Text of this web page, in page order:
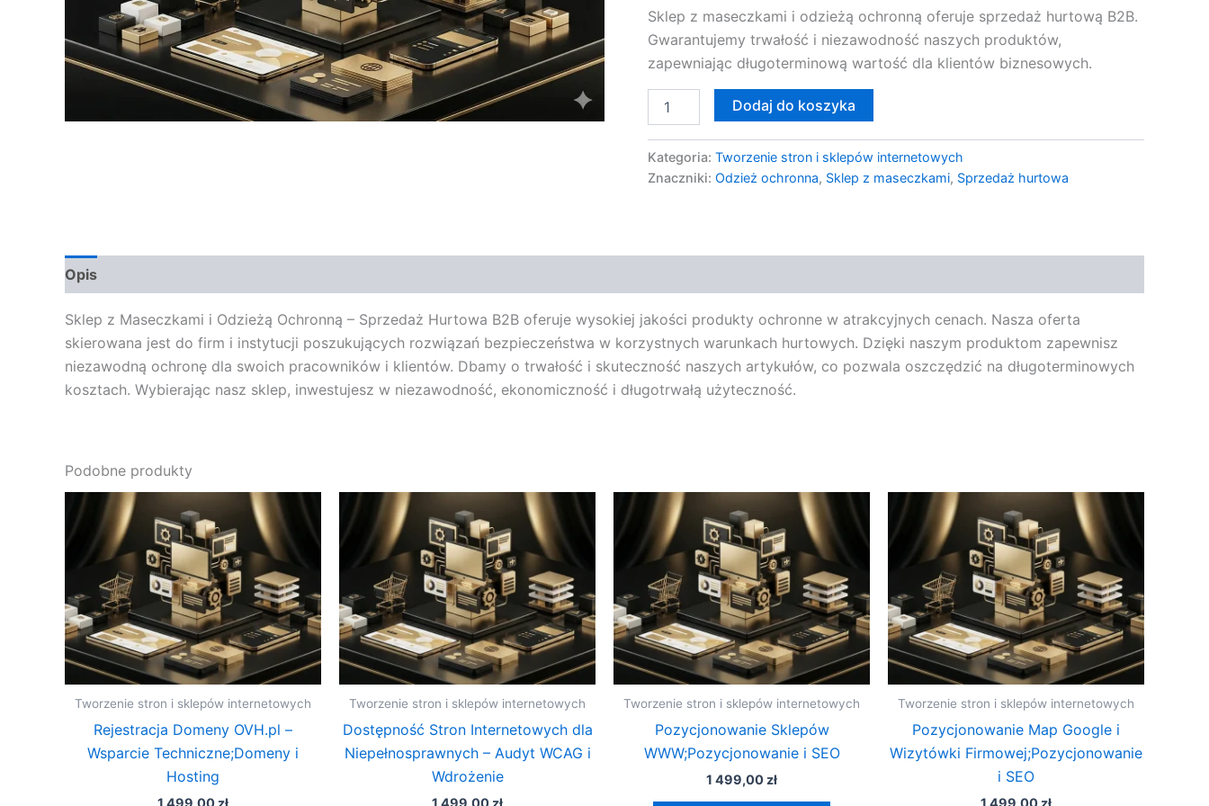
Sklep z maseczkami i odzieżą ochronną oferuje sprzedaż hurtową B2B.
Gwarantujemy trwałość i niezawodność naszych produktów,
zapewniając długoterminową wartość dla klientów biznesowych.
B2B
Dodaj do koszyka
Kategoria: Tworzenie stron i sklepów internetowych
Znaczniki: Odzież ochronna, Sklep z maseczkami, Sprzedaż hurtowa
Opis
Sklep z Maseczkami i Odzieżą Ochronną – Sprzedaż Hurtowa B2B oferuje wysokiej jakości produkty ochronne w atrakcyjnych cenach. Nasza oferta
skierowana jest do firm i instytucji poszukujących rozwiązań bezpieczeństwa w korzystnych warunkach hurtowych. Dzięki naszym produktom zapewnisz
niezawodną ochronę dla swoich pracowników i klientów. Dbamy o trwałość i skuteczność naszych artykułów, co pozwala oszczędzić na długoterminowych
kosztach. Wybierając nasz sklep, inwestujesz w niezawodność, ekonomiczność i długotrwałą użyteczność.
Podobne produkty
Tworzenie stron i sklepów internetowych
Rejestracja Domeny OVH.pl –
Wsparcie Techniczne;Domeny i
Hosting
1 499,00 zł
Tworzenie stron i sklepów internetowych
Dostępność Stron Internetowych dla
Niepełnosprawnych – Audyt WCAG i
Wdrożenie
1 499,00 zł
Tworzenie stron i sklepów internetowych
Pozycjonowanie Sklepów
WWW;Pozycjonowanie i SEO
1 499,00 zł
Tworzenie stron i sklepów internetowych
Pozycjonowanie Map Google i
Wizytówki Firmowej;Pozycjonowanie
i SEO
1 499,00 zł